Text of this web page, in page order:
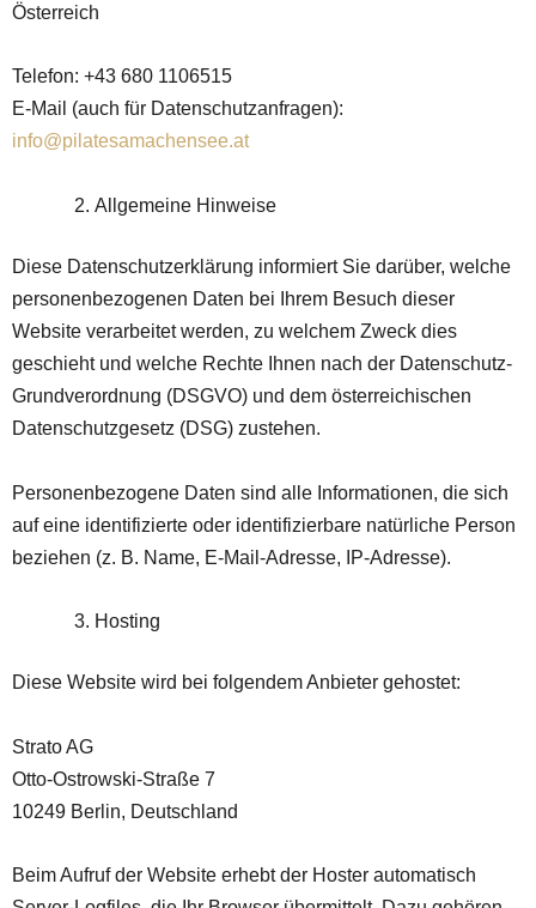
Österreich
Telefon: +43 680 1106515
E-Mail (auch für Datenschutzanfragen):
info@pilatesamachensee.at
Allgemeine Hinweise
Diese Datenschutzerklärung informiert Sie darüber, welche
personenbezogenen Daten bei Ihrem Besuch dieser
Website verarbeitet werden, zu welchem Zweck dies
geschieht und welche Rechte Ihnen nach der Datenschutz-
Grundverordnung (DSGVO) und dem österreichischen
Datenschutzgesetz (DSG) zustehen.
Personenbezogene Daten sind alle Informationen, die sich
auf eine identifizierte oder identifizierbare natürliche Person
beziehen (z. B. Name, E-Mail-Adresse, IP-Adresse).
Hosting
Diese Website wird bei folgendem Anbieter gehostet:
Strato AG
Otto-Ostrowski-Straße 7
10249 Berlin, Deutschland
Beim Aufruf der Website erhebt der Hoster automatisch